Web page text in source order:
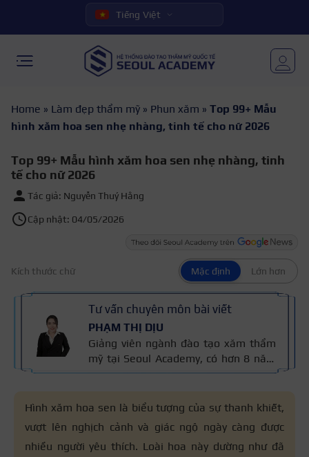
Tiếng Việt
Home » Làm đẹp thẩm mỹ » Phun xăm » Top 99+ Mẫu
hình xăm hoa sen nhẹ nhàng, tinh tế cho nữ 2026
Top 99+ Mẫu hình xăm hoa sen nhẹ nhàng, tinh
tế cho nữ 2026
Tác giả: Nguyễn Thuý Hằng
Cập nhật: 04/05/2026
Kích thước chữ Mặc định Lớn hơn
Tư vấn chuyên môn bài viết
PHẠM THỊ DỊU
Giảng viên ngành đào tạo xăm thẩm
mỹ tại Seoul Academy, có hơn 8 năm
kinh nghiệm trong nghề, đạt nhiều
Xuất sắc Seoul Academy 2023. Nội
dung được kiểm định dựa trên kinh
nghiệm và tiêu chuẩn kỹ thuật phun
xăm của cô áp dụng trong đào tạo,
Hình xăm hoa sen là biểu tượng của sự thanh khiết,
vượt lên nghịch cảnh và giác ngộ ngày càng được
nhiều người yêu thích. Loài hoa này dường như đã